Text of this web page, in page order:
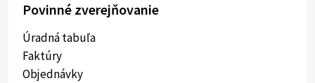
Povinné zverejňovanie
Úradná tabuľa
Faktúry
Objednávky